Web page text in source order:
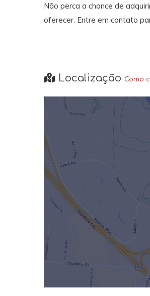
Não perca a chance de
oferecer. Entre em contato
Localização Como